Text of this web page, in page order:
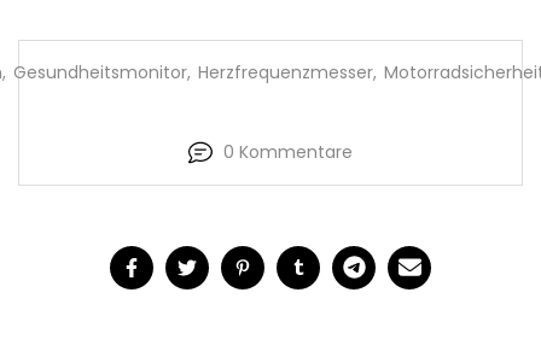
, Gesundheitsmonitor, Herzfrequenzmesser,
0 Kommentare